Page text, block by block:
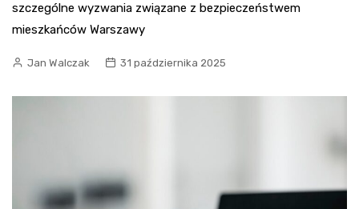
szczególne wyzwania związane z bezpieczeństwem
mieszkańców Warszawy
Jan Walczak 31 października 2025